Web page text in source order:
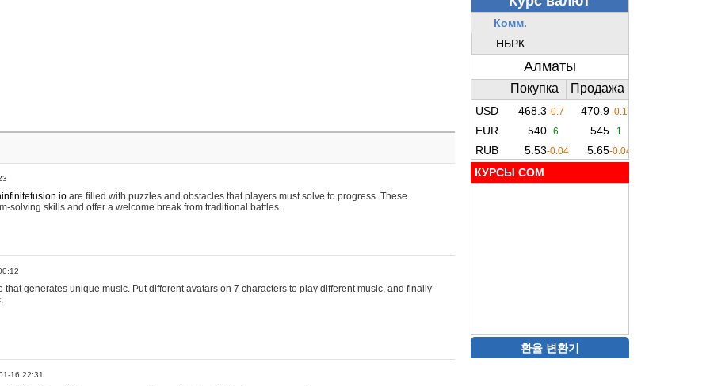
are filled with puzzles and obstacles that players must solve to progress. These
solving skills and offer a welcome break from traditional battles.
that generates unique music. Put different avatars on 7 characters to play different music, and finally
16 22:31
КУРСЫ COM
환율 변환기